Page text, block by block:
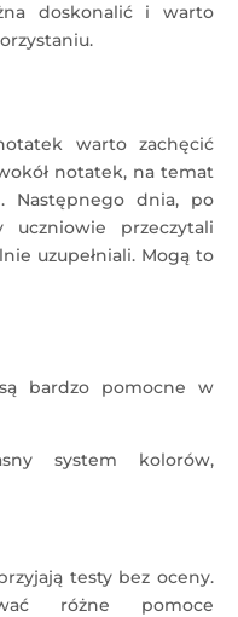
doskonalić i warto
warto zachęcić
notatek, na temat
Następnego dnia, po
przeczytali
uzupełniali. Mogą to
bardzo pomocne w
system kolorów,
testy bez oceny.
różne pomoce